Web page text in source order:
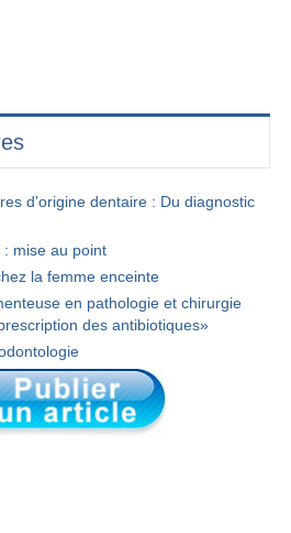
d'origine dentaire : Du diagnostic
: mise au point
la femme enceinte
en pathologie et chirurgie
des antibiotiques»